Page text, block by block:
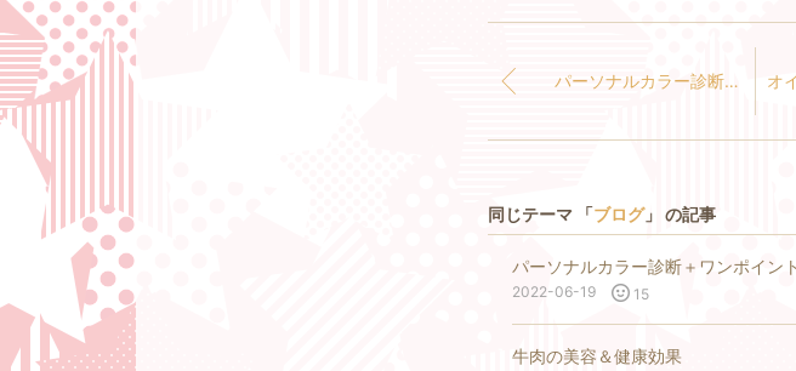
パーソナルカラー診断＋ワンポイントアドバイス（4月スケジュール）
同じテーマ 「ブログ」 の記事
2022-06-19 15
牛肉の美容＆健康効果